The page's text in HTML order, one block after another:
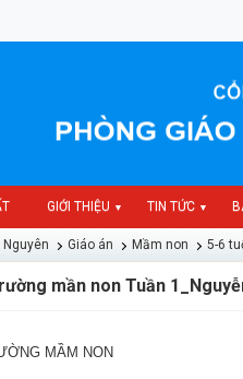
GIỚI THIỆU ▼ TIN TỨC ▼
Nguyên Giáo án Mầm non 5-6
mần non Tuần
MẦM NON